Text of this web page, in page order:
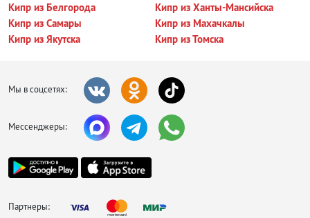
Кипр из Белгорода
Кипр из Ханты-Мансийска
Кипр из Самары
Кипр из Махачкалы
Кипр из Якутска
Кипр из Томска
Мы в соцсетях:
Мессенджеры:
Партнеры: